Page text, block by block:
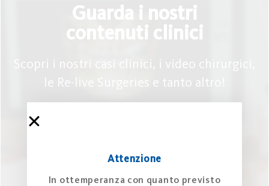
Guarda i nostri
contenuti clinici
Scopri i nostri casi clinici, i video chirurgici,
le Re-live Surgeries e tanto altro!
Attenzione
In ottemperanza con quanto previsto